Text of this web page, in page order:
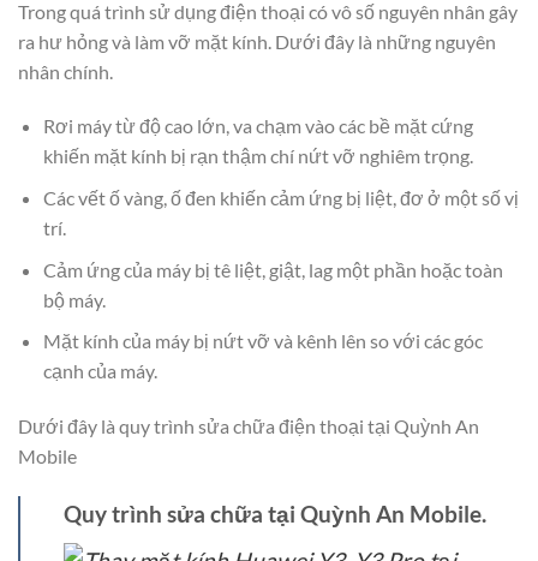
Trong quá trình sử dụng điện thoại có vô số nguyên nhân gây
ra hư hỏng và làm vỡ mặt kính. Dưới đây là những nguyên
nhân chính.
Rơi máy từ độ cao lớn, va chạm vào các bề mặt cứng
khiến mặt kính bị rạn thậm chí nứt vỡ nghiêm trọng.
Các vết ố vàng, ố đen khiến cảm ứng bị liệt, đơ ở một số vị
trí.
Cảm ứng của máy bị tê liệt, giật, lag một phần hoặc toàn
bộ máy.
Mặt kính của máy bị nứt vỡ và kênh lên so với các góc
cạnh của máy.
Dưới đây là quy trình sửa chữa điện thoại tại Quỳnh An
Mobile
Quy trình sửa chữa tại Quỳnh An Mobile.